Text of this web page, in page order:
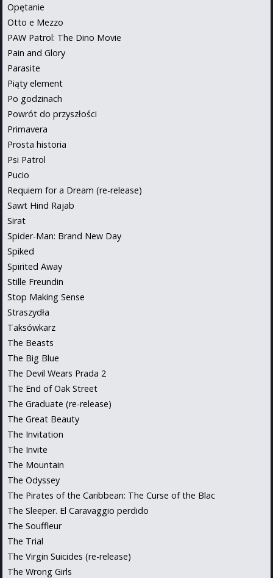
Opętanie
Otto e Mezzo
PAW Patrol: The Dino Movie
Pain and Glory
Parasite
Piąty element
Po godzinach
Powrót do przyszłości
Primavera
Prosta historia
Psi Patrol
Pucio
Requiem for a Dream (re-release)
Sawt Hind Rajab
Sirat
Spider-Man: Brand New Day
Spiked
Spirited Away
Stille Freundin
Stop Making Sense
Straszydła
Taksówkarz
The Beasts
The Big Blue
The Devil Wears Prada 2
The End of Oak Street
The Graduate (re-release)
The Great Beauty
The Invitation
The Invite
The Mountain
The Odyssey
The Pirates of the Caribbean: The Curse of the Blac
The Sleeper. El Caravaggio perdido
The Souffleur
The Trial
The Virgin Suicides (re-release)
The Wrong Girls